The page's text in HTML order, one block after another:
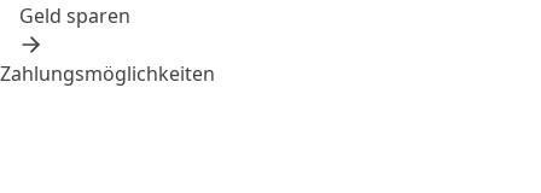
Geld sparen
Zahlungsmöglichkeiten